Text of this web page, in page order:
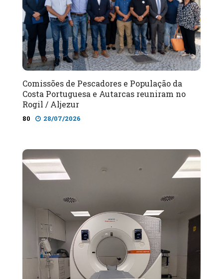
Comissões de Pescadores e População da
Costa Portuguesa e Autarcas reuniram no
Rogil / Aljezur
80 28/07/2026